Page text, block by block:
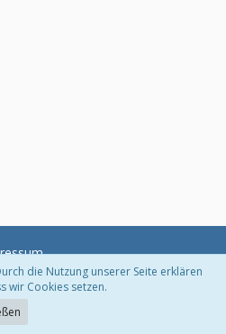
die Nutzung unserer Seite erklären
wir Cookies setzen.